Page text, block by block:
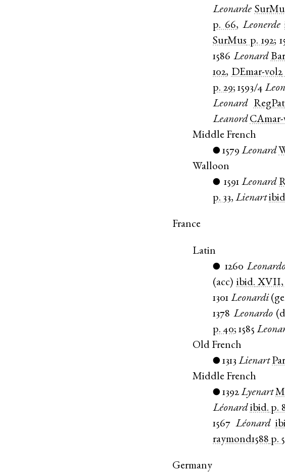
Leonarde
p. 66,Leonerde
SurMus p. 192;
1586 Leonard
102, DEmar-vol2
p. 29; 1593/4
Leonard
RegPat
Leanord CAmar-
Middle French
● 1579 Leonard
Walloon
● 1591 Leonard
p. 33,Lienart
France
Latin
● 1260
(acc) ibid. XVII,
1301 Leonardi(
1378 Leonardo(
p. 40;1585
Old French
● 1313 Lienart
Middle French
● 1392Lyenart
Léonard ibid. p.
1567 Léonard
raymond1588 p.
Germany